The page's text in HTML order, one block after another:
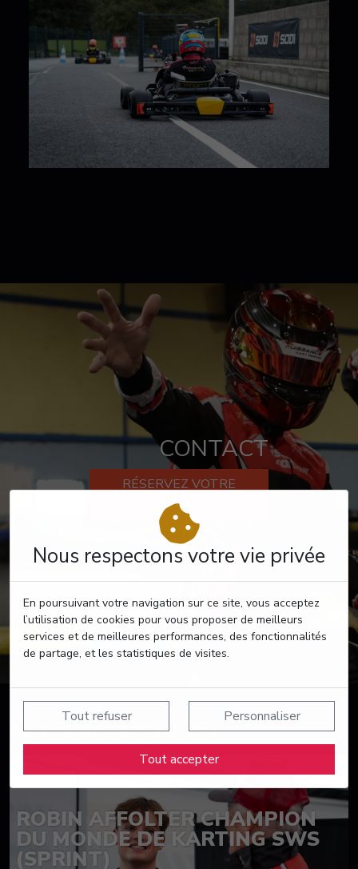
Nous respectons votre vie privée
En poursuivant votre navigation sur ce site, vous acceptez
l’utilisation de cookies pour vous proposer de meilleurs
services et de meilleures performances, des fonctionnalités
de partage, et les statistiques de visites.
Tout refuser Personnaliser
Tout accepter
CONTACT
RÉSERVEZ VOTRE
PASSAGE
Suivez nos actualités
ROBIN AFFOLTER CHAMPION
DU MONDE DE KARTING SWS
(SPRINT)